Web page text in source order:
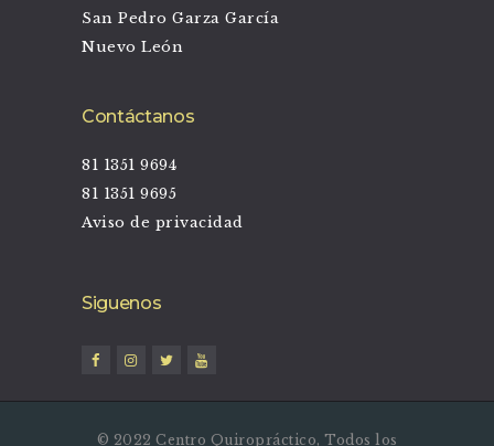
San Pedro Garza García
Nuevo León
Contáctanos
81 1351 9694
81 1351 9695
Aviso de privacidad
Siguenos
© 2022 Centro Quiropráctico, Todos los